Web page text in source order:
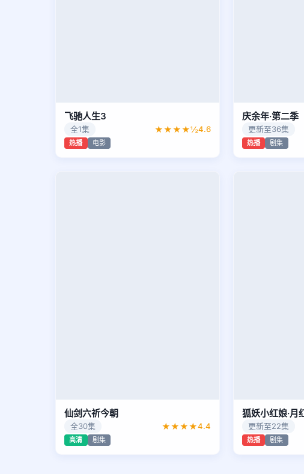
飞驰人生3
全1集 ★★★★½4.6
热播 电影
庆余年·第二季
更新至36集
热播 剧集
仙剑六祈今朝
全30集 ★★★★4.4
高清 剧集
狐妖小红娘·月
更新至22集
热播 剧集